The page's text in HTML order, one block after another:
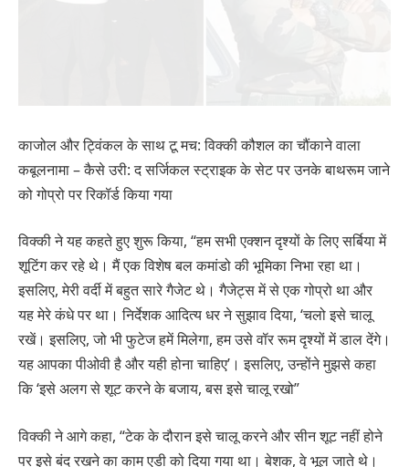
काजोल और ट्विंकल के साथ टू मच: विक्की कौशल का चौंकाने वाला
कबूलनामा – कैसे उरी: द सर्जिकल स्ट्राइक के सेट पर उनके बाथरूम जाने
को गोप्रो पर रिकॉर्ड किया गया
विक्की ने यह कहते हुए शुरू किया, “हम सभी एक्शन दृश्यों के लिए सर्बिया में
शूटिंग कर रहे थे। मैं एक विशेष बल कमांडो की भूमिका निभा रहा था।
इसलिए, मेरी वर्दी में बहुत सारे गैजेट थे। गैजेट्स में से एक गोप्रो था और
यह मेरे कंधे पर था। निर्देशक आदित्य धर ने सुझाव दिया, ‘चलो इसे चालू
रखें। इसलिए, जो भी फुटेज हमें मिलेगा, हम उसे वॉर रूम दृश्यों में डाल देंगे।
यह आपका पीओवी है और यही होना चाहिए’। इसलिए, उन्होंने मुझसे कहा
कि ‘इसे अलग से शूट करने के बजाय, बस इसे चालू रखो”
विक्की ने आगे कहा, “टेक के दौरान इसे चालू करने और सीन शूट नहीं होने
पर इसे बंद रखने का काम एडी को दिया गया था। बेशक, वे भूल जाते थे।